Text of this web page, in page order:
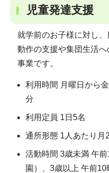
児童発達支援
就学前のお子様に対し
動作の支援や集団生活
事業です。
利用時間 月曜日から
分
利用定員 1日5名
通所形態 1人あたり月
活動時間 3歳未満 午
園）、3歳以上 午前